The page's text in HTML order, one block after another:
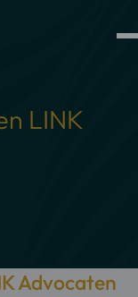
LINK
Advocaten